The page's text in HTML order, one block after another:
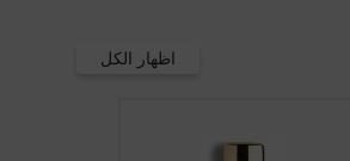
اظهار الكل